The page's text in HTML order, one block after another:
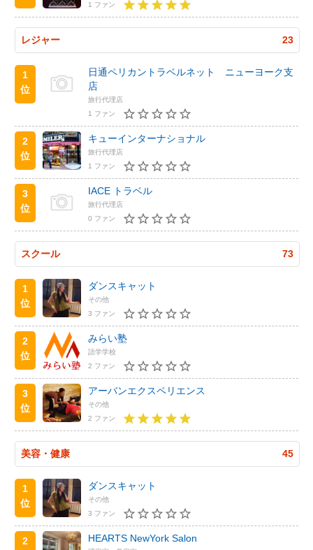
1 ファン
レジャー 23
1
位
日通ペリカントラベルネット ニューヨーク支
店
旅行代理店
1 ファン
2
位
キューインターナショナル
旅行代理店
1 ファン
3
位
IACE トラベル
旅行代理店
0 ファン
スクール 73
1
位
ダンスキャット
その他
3 ファン
2
位
みらい塾
語学学校
2 ファン
3
位
アーバンエクスペリエンス
その他
2 ファン
美容・健康 45
1
位
ダンスキャット
その他
3 ファン
2
HEARTS NewYork Salon